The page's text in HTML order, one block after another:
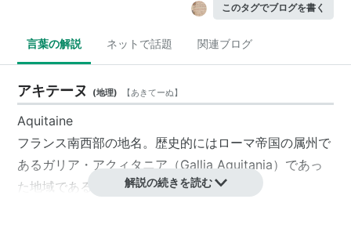
このタグでブログを書く
言葉の解説 ネットで話題 関連ブログ
アキテーヌ (地理) 【あきてーぬ】
Aquitaine
フランス南西部の地名。歴史的にはローマ帝国の属州で
あるガリア・アクィタニア（Gallia Aquitania）であっ
た地域である。
解説の続きを読む